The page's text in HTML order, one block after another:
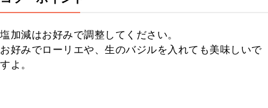
塩加減はお好みで調整してください。
お好みでローリエや、生のバジルを入れても美味しいで
すよ。